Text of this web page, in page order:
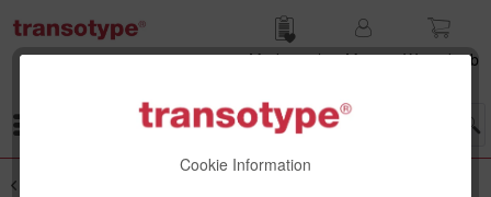
Merk­zettel
Mein
Waren­korb
Cookie Information